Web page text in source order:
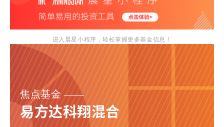
进入晨星小程序，轻松掌握更多基金信息！
焦点基金 ——
易方达科翔混合